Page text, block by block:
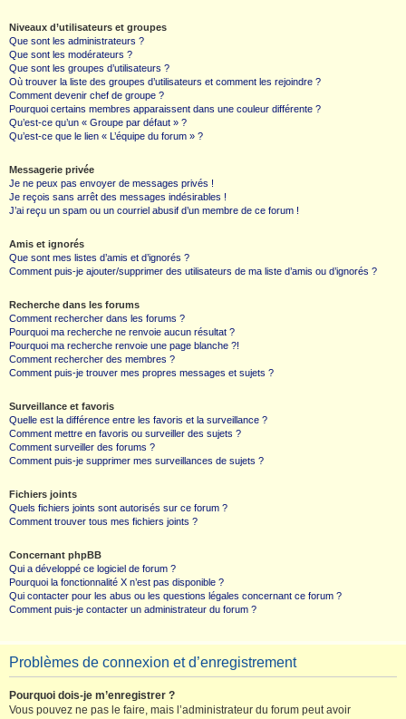
Niveaux d’utilisateurs et groupes
Que sont les administrateurs ?
Que sont les modérateurs ?
Que sont les groupes d’utilisateurs ?
Où trouver la liste des groupes d’utilisateurs et comment les rejoindre ?
Comment devenir chef de groupe ?
Pourquoi certains membres apparaissent dans une couleur différente ?
Qu’est-ce qu’un « Groupe par défaut » ?
Qu’est-ce que le lien « L’équipe du forum » ?
Messagerie privée
Je ne peux pas envoyer de messages privés !
Je reçois sans arrêt des messages indésirables !
J’ai reçu un spam ou un courriel abusif d’un membre de ce forum !
Amis et ignorés
Que sont mes listes d’amis et d’ignorés ?
Comment puis-je ajouter/supprimer des utilisateurs de ma liste d’amis ou d’ignorés ?
Recherche dans les forums
Comment rechercher dans les forums ?
Pourquoi ma recherche ne renvoie aucun résultat ?
Pourquoi ma recherche renvoie une page blanche ?!
Comment rechercher des membres ?
Comment puis-je trouver mes propres messages et sujets ?
Surveillance et favoris
Quelle est la différence entre les favoris et la surveillance ?
Comment mettre en favoris ou surveiller des sujets ?
Comment surveiller des forums ?
Comment puis-je supprimer mes surveillances de sujets ?
Fichiers joints
Quels fichiers joints sont autorisés sur ce forum ?
Comment trouver tous mes fichiers joints ?
Concernant phpBB
Qui a développé ce logiciel de forum ?
Pourquoi la fonctionnalité X n’est pas disponible ?
Qui contacter pour les abus ou les questions légales concernant ce forum ?
Comment puis-je contacter un administrateur du forum ?
Problèmes de connexion et d’enregistrement
Pourquoi dois-je m’enregistrer ?
Vous pouvez ne pas le faire, mais l’administrateur du forum peut avoir